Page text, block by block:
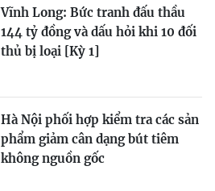
Vĩnh Long: Bức tranh đấu thầu
144 tỷ đồng và dấu hỏi khi 10 đối
thủ bị loại [Kỳ 1]
Hà Nội phối hợp kiểm tra các sản
phẩm giảm cân dạng bút tiêm
không nguồn gốc